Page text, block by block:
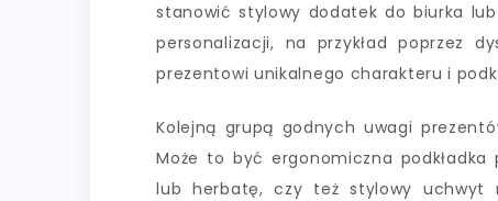
stanowić stylowy dodatek do biurka
personalizacji, na przykład poprzez
prezentowi unikalnego charakteru i
Kolejną grupą godnych uwagi
Może to być ergonomiczna
lub herbatę, czy też stylowy uchwyt